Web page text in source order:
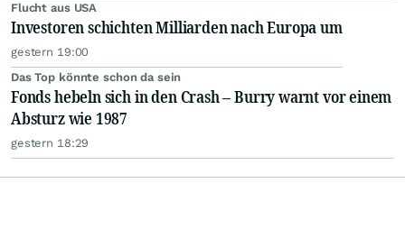
Flucht aus USA
Investoren schichten Milliarden nach Europa um
gestern 19:00
Das Top könnte schon da sein
Fonds hebeln sich in den Crash – Burry warnt vor einem
Absturz wie 1987
gestern 18:29